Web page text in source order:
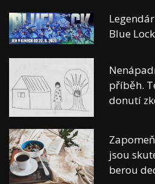
Blue
příběh.
donutí
jsou
berou